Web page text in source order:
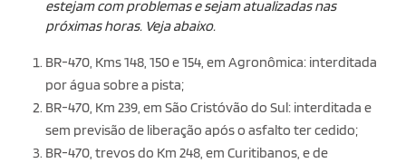
estejam com problemas e sejam atualizadas nas
próximas horas. Veja abaixo.
BR-470, Kms 148, 150 e 154, em Agronômica: interditada
por água sobre a pista;
BR-470, Km 239, em São Cristóvão do Sul: interditada e
sem previsão de liberação após o asfalto ter cedido;
BR-470, trevos do Km 248, em Curitibanos, e de